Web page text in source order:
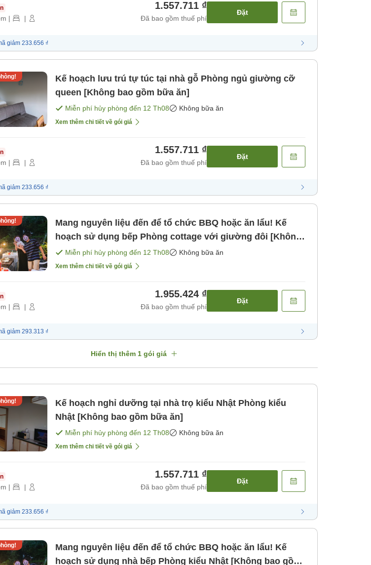
| |
1.557.711 ₫
Đã bao gồm thuế phí
Đặt
giảm 233.656 ₫
Kế hoạch lưu trú tự túc tại nhà gỗ Phòng ngủ giường cỡ
queen [Không bao gồm bữa ăn]
Miễn phí hủy phòng đến 12 Th08 Không bữa ăn
Xem thêm chi tiết về gói giá
| |
1.557.711 ₫
Đã bao gồm thuế phí
Đặt
giảm 233.656 ₫
Mang nguyên liệu đến để tổ chức BBQ hoặc ăn lẩu! Kế
hoạch sử dụng bếp Phòng cottage với giường đôi [Không
bao gồm bữa ăn]
Miễn phí hủy phòng đến 12 Th08 Không bữa ăn
Xem thêm chi tiết về gói giá
| |
1.955.424 ₫
Đã bao gồm thuế phí
Đặt
giảm 293.313 ₫
Hiển thị thêm 1 gói giá
Kế hoạch nghỉ dưỡng tại nhà trọ kiểu Nhật Phòng kiểu
Nhật [Không bao gồm bữa ăn]
Miễn phí hủy phòng đến 12 Th08 Không bữa ăn
Xem thêm chi tiết về gói giá
| |
1.557.711 ₫
Đã bao gồm thuế phí
Đặt
giảm 233.656 ₫
Mang nguyên liệu đến để tổ chức BBQ hoặc ăn lẩu! Kế
hoạch sử dụng nhà bếp Phòng kiểu Nhật [Không bao gồm